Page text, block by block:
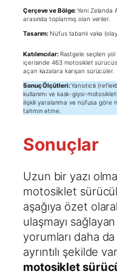
Çerçeve ve Bölge:Yeni Zelanda
arasında toplanmış olan veriler.
Tasarım: Nüfus tabanlı vaka
Katılımcılar: Rastgele seçilen
içerisinde 463 motosiklet
açan kazalara karışan sürücüler.
Sonuç Ölçütleri:Yansıtıcılı
kullanımı ve kask-giysi-
ilişkili yaralanma ve nüfusa göre
tahmin etme.
Sonuçlar
Uzun bir yazı
motosiklet
aşağıya özet
ulaşmayı
yorumları daha
ayrıntılı şekilde
motosiklet